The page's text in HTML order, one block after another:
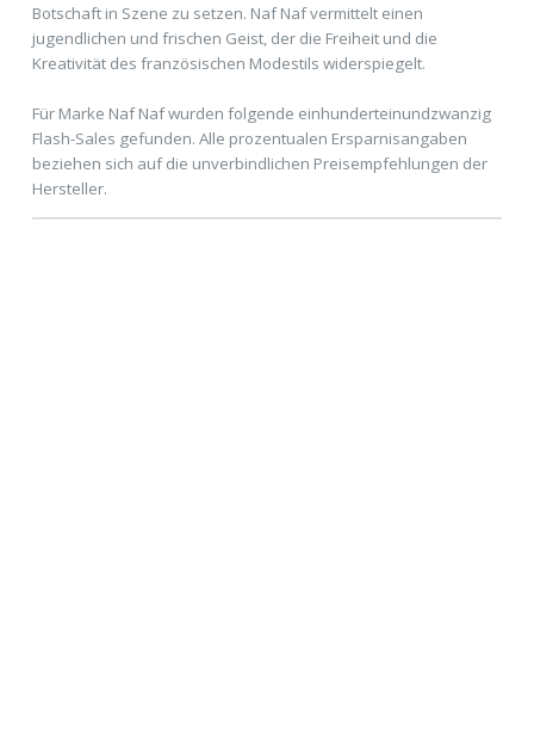
Botschaft in Szene zu setzen. Naf Naf vermittelt einen
jugendlichen und frischen Geist, der die Freiheit und die
Kreativität des französischen Modestils widerspiegelt.
Für Marke Naf Naf wurden folgende einhunderteinundzwanzig
Flash-Sales gefunden. Alle prozentualen Ersparnisangaben
beziehen sich auf die unverbindlichen Preisempfehlungen der
Hersteller.